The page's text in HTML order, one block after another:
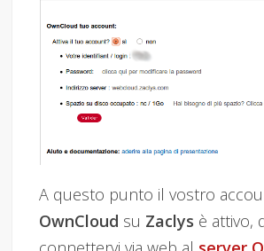
A questo punto il vostro
OwnCloud su Zaclys è attivo,